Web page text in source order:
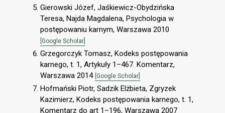
Gierowski Józef, Jaśkiewicz-Obydzińska
Teresa, Najda Magdalena, Psychologia w
postępowaniu karnym, Warszawa 2010
[Google Scholar]
Grzegorczyk Tomasz, Kodeks postępowania
karnego, t. 1, Artykuły 1–467. Komentarz,
Warszawa 2014 [Google Scholar]
Hofmański Piotr, Sadzik Elżbieta, Zgryzek
Kazimierz, Kodeks postępowania karnego, t. 1,
Komentarz do art 1–196, Warszawa 2007